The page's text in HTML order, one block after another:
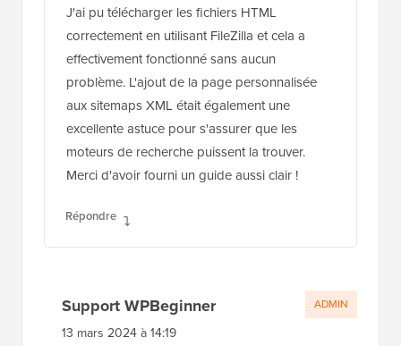
J'ai pu télécharger les fichiers HTML
correctement en utilisant FileZilla et cela a
effectivement fonctionné sans aucun
problème. L'ajout de la page personnalisée
aux sitemaps XML était également une
excellente astuce pour s'assurer que les
moteurs de recherche puissent la trouver.
Merci d'avoir fourni un guide aussi clair !
Répondre
Support WPBeginner
13 mars 2024 à 14:19
ADMIN